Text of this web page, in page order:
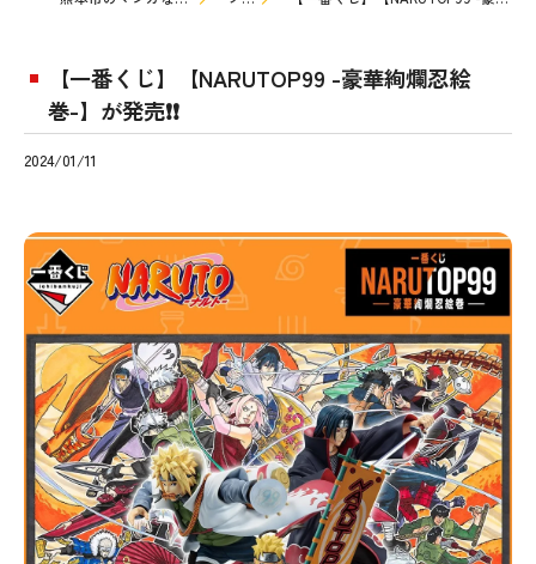
【一番くじ】【NARUTOP99 -豪華絢爛忍絵
巻-】が発売❗❗
2024/01/11